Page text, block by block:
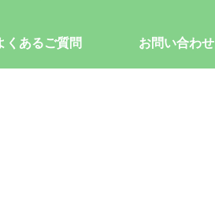
くあるご質問 お問い合わせ